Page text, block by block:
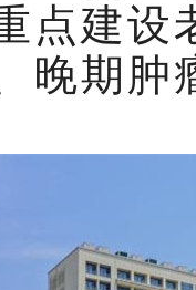
点建设
晚期肿